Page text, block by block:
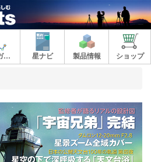
星空ガイド 星ナビ 製品情報 ショップ